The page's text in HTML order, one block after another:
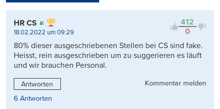
Kontrovers
412
0
HR CS
18.02.2022 um 09:29
80% dieser ausgeschriebenen Stellen bei CS sind fake.
Heisst, rein ausgeschrieben um zu suggerieren es läuft
und wir brauchen Personal.
Antworten
Kommentar melden
6 Antworten